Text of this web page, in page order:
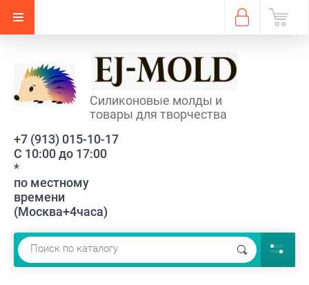
Силиконовые молды и
товары для творчества
+7 (913) 015-10-17
С 10:00 до 17:00
*
по местному
времени
(Москва+4часа)